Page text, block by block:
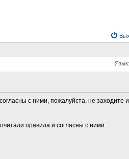
Язык:
с ними, пожалуйста, не заходите
правила и согласны с ними.